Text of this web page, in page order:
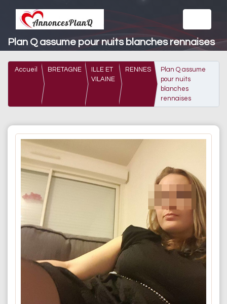
Plan Q assume pour nuits blanches rennaises
Accueil BRETAGNE
ILLE ET
VILAINE
RENNES
Plan Q assume
pour nuits
blanches
rennaises